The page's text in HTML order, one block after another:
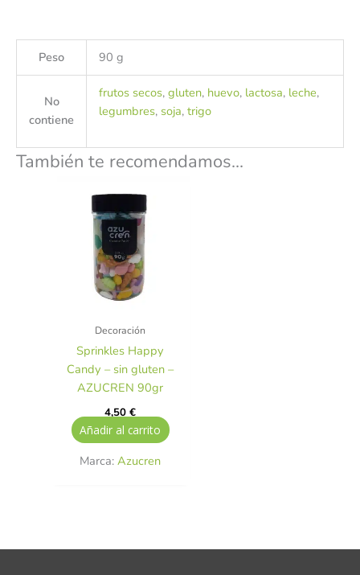
Peso 90 g
No
contiene
frutos secos, gluten, huevo, lactosa, leche,
legumbres, soja, trigo
También te recomendamos…
Decoración
Sprinkles Happy
Candy – sin gluten –
AZUCREN 90gr
4,50€
Añadir al carrito
Marca:Azucren